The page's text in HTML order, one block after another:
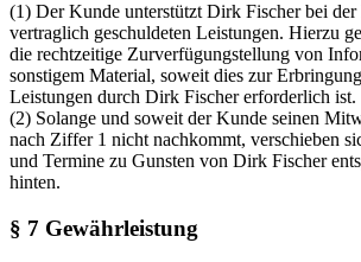
(1) Der Kunde unterstützt Dirk Fischer bei
vertraglich geschuldeten Leistungen. Hierzu
die rechtzeitige Zurverfügungstellung von
sonstigem Material, soweit dies zur
Leistungen durch Dirk Fischer erforderlich ist.
(2) Solange und soweit der Kunde seinen
nach Ziffer 1 nicht nachkommt, verschieben
und Termine zu Gunsten von Dirk Fischer
hinten.
§ 7 Gewährleistung